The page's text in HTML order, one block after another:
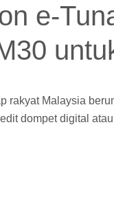
e-
rakyat Malaysia
dompet digital